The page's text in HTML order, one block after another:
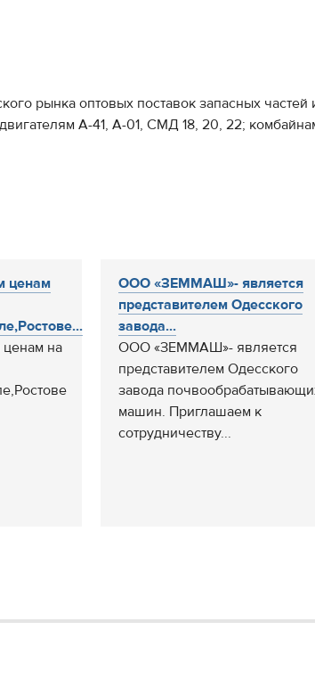
рынка оптовых поставок запасных
А-41, А-01, СМД 18, 20, 22;
ценам
на
ООО «ЗЕММАШ»- является
представителем Одесского
завода...
ООО «ЗЕММАШ»- является
представителем Одесского
завода
машин. Приглашаем к
сотрудничеству...